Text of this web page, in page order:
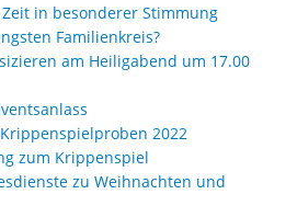
in besonderer Stimmung
Familienkreis?
am Heiligabend um 17.00
2022
zum Krippenspiel
zu Weihnachten und